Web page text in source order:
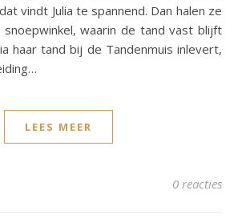
vindt Julia te spannend. Dan halen ze
waarin de tand vast blijft
haar tand bij de Tandenmuis inlevert,
LEES MEER
0 reacties